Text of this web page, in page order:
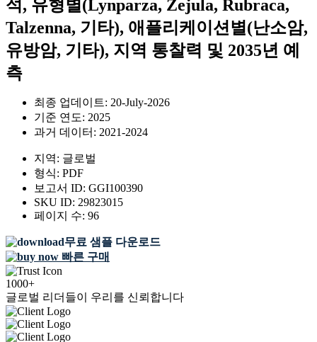
석, 유형별(Lynparza, Zejula, Rubraca,
Talzenna, 기타), 애플리케이션별(난소암,
유방암, 기타), 지역 통찰력 및 2035년 예
측
최종 업데이트: 20-July-2026
기준 연도: 2025
과거 데이터: 2021-2024
지역: 글로벌
형식: PDF
보고서 ID: GGI100390
SKU ID: 29823015
페이지 수: 96
무료 샘플 다운로드
빠른 구매
1000+
글로벌 리더들이 우리를 신뢰합니다